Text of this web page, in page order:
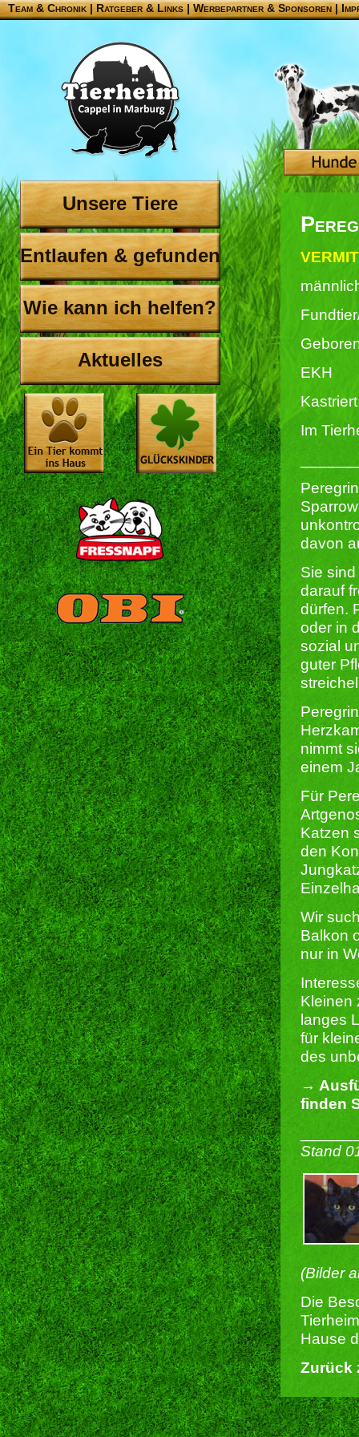
Team & Chronik |Ratgeber & Links|Werbepartner & Sponsoren|
Unsere Tiere
Entlaufen & gefunden
Wie kann ich helfen?
Aktuelles
EKH
Im
davon
Sie
darauf
dürfen.
oder in
sozial
guter
nimmt
einem
Für
Katzen
den
Wir
Balkon
nur in
Kleinen
langes
für
des
→
finden
Stand
(Bilder
Die
Hause
Zurück